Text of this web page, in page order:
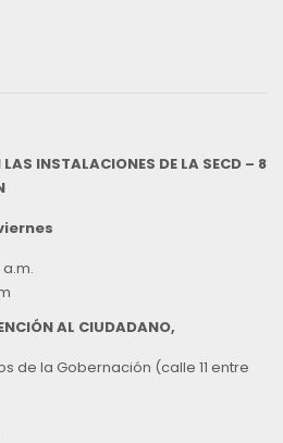
INSTALACIONES DE LA SECD – 8
a.m.
AL CIUDADANO,
de la Gobernación (calle 11 entre